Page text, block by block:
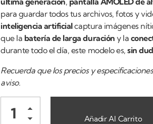
para guardar todos tus archivos, fotos y
inteligencia artificialcaptura imágenes
que la batería de larga duración y la
durante todo el día, este modelo es,sin
Recuerda que los precios y
aviso.
Añadir Al Carrito